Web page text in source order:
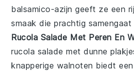
balsamico-azijn geeft ze een
smaak die prachtig
Rucola Salade Met Peren En
rucola salade met dunne
knapperige walnoten biedt